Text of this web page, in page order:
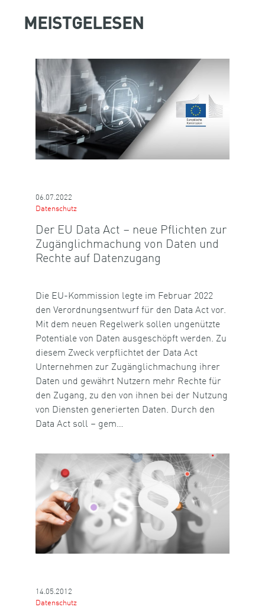
MEISTGELESEN
06.07.2022
Datenschutz
Der EU Data Act – neue Pflichten zur
Zugänglichmachung von Daten und
Rechte auf Datenzugang
Die EU-Kommission legte im Februar 2022
den Verordnungsentwurf für den Data Act vor.
Mit dem neuen Regelwerk sollen ungenützte
Potentiale von Daten ausgeschöpft werden. Zu
diesem Zweck verpflichtet der Data Act
Unternehmen zur Zugänglichmachung ihrer
Daten und gewährt Nutzern mehr Rechte für
den Zugang, zu den von ihnen bei der Nutzung
von Diensten generierten Daten. Durch den
Data Act soll – gem…
14.05.2012
Datenschutz